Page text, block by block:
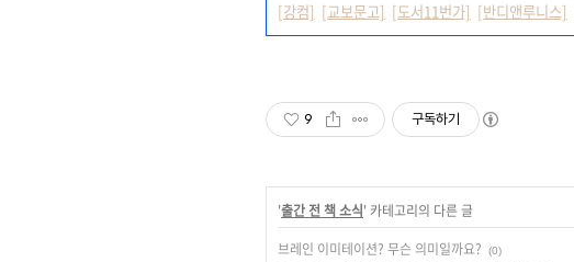
[강컴] [교보문고] [도서11번가] [반디앤루니스]
9 구독하기
'출간 전 책 소식' 카테고리의 다른 글
브레인 이미테이션? 무슨 의미일까요?
(0)